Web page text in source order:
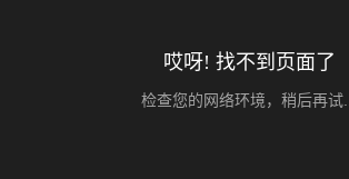
哎呀! 找不到页面了
检查您的网络环境，稍后再试...